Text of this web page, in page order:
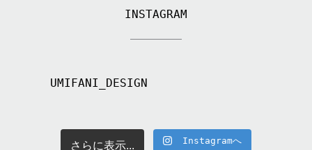
INSTAGRAM
UMIFANI_DESIGN
さらに表示... Instagramへ